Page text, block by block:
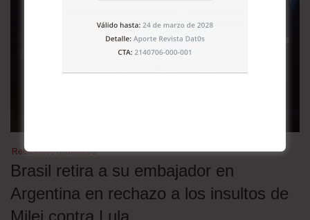
Relaciones bilaterales
Brasil retira a su embajador en
Argentina en rechazo a los insultos de
Milei contra Lula